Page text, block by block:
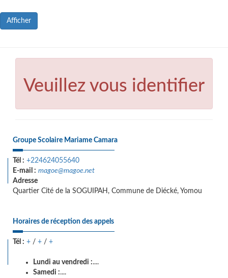
Afficher
Veuillez vous identifier
Groupe Scolaire Mariame Camara
Tél : +224624055640
E-mail : magoe@magoe.net
Adresse
Quartier Cité de la SOGUIPAH, Commune de Diécké, Yomou
Horaires de réception des appels
Tél : + / + / +
Lundi au vendredi :....
Samedi :....